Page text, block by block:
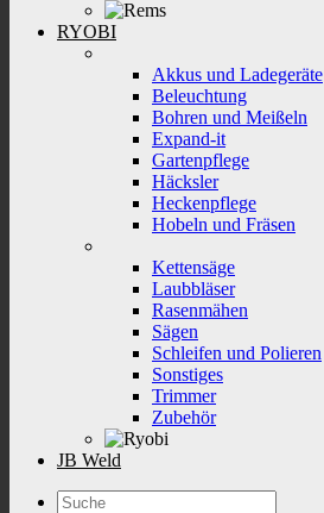
RYOBI
Akkus und Ladegeräte
Beleuchtung
Bohren und Meißeln
Expand-it
Gartenpflege
Häcksler
Heckenpflege
Hobeln und Fräsen
Kettensäge
Laubbläser
Rasenmähen
Sägen
Schleifen und Polieren
Sonstiges
Trimmer
Zubehör
JB Weld
Suchen